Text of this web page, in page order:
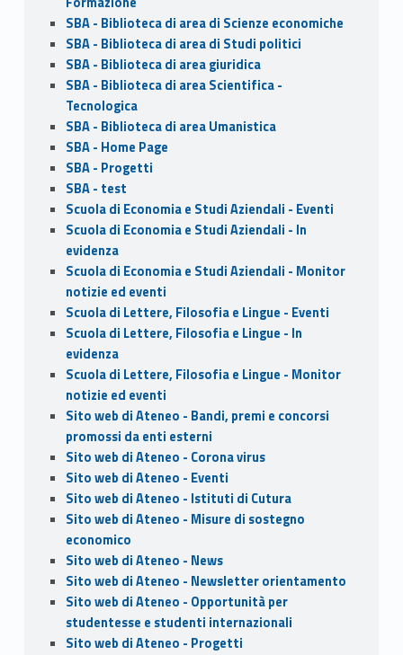
SBA - Biblioteca di area di Scienze economiche
SBA - Biblioteca di area di Studi politici
SBA - Biblioteca di area giuridica
SBA - Biblioteca di area Scientifica -
Tecnologica
SBA - Biblioteca di area Umanistica
SBA - Home Page
SBA - Progetti
SBA - test
Scuola di Economia e Studi Aziendali - Eventi
Scuola di Economia e Studi Aziendali - In
evidenza
Scuola di Economia e Studi Aziendali - Monitor
notizie ed eventi
Scuola di Lettere, Filosofia e Lingue - Eventi
Scuola di Lettere, Filosofia e Lingue - In
evidenza
Scuola di Lettere, Filosofia e Lingue - Monitor
notizie ed eventi
Sito web di Ateneo - Bandi, premi e concorsi
promossi da enti esterni
Sito web di Ateneo - Corona virus
Sito web di Ateneo - Eventi
Sito web di Ateneo - Istituti di Cutura
Sito web di Ateneo - Misure di sostegno
economico
Sito web di Ateneo - News
Sito web di Ateneo - Newsletter orientamento
Sito web di Ateneo - Opportunità per
studentesse e studenti internazionali
Sito web di Ateneo - Progetti